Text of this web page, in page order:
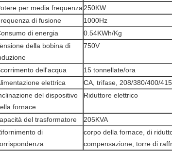
per media frequenza 250KW
di fusione
1000Hz
di energia
0.54KWh/Kg
della bobina di
750V
dell'acqua
15 tonnellate/ora
elettrica
CA, trifase, 208/380/400/
del dispositivo
fornace
Riduttore elettrico
del trasformatore
205KVA
di
corpo della fornace, di
compensazione, torre di